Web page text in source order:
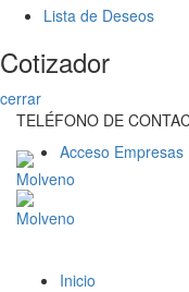
Lista de Deseos
Cotizador
cerrar
TELÉFONO DE
Acceso Empresas
Inicio